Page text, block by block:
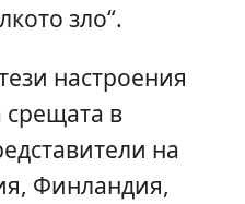
зло“.
настроения
в
на
Финландия,